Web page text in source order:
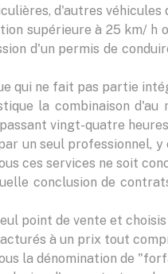
d'autres véhicules
supérieure à 25 km/ h
d'un permis de
qui ne fait pas partie
la combinaison
vingt-quatre
un seul professionnel,
ces services ne soit
conclusion de
point de vente et
à un prix tout
la dénomination de